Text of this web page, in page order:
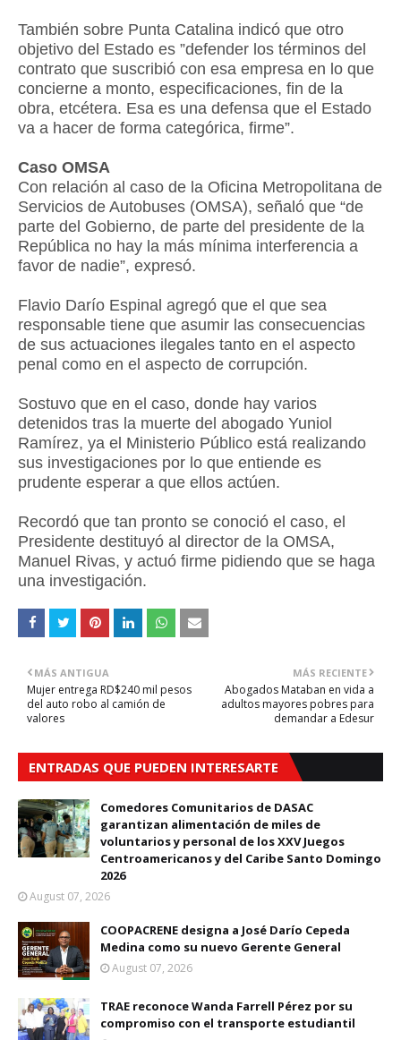
También sobre Punta Catalina indicó que otro
objetivo del Estado es ”defender los términos del
contrato que suscribió con esa empresa en lo que
concierne a monto, especificaciones, fin de la
obra, etcétera. Esa es una defensa que el Estado
va a hacer de forma categórica, firme”.
Caso OMSA
Con relación al caso de la Oficina Metropolitana de
Servicios de Autobuses (OMSA), señaló que “de
parte del Gobierno, de parte del presidente de la
República no hay la más mínima interferencia a
favor de nadie”, expresó.
Flavio Darío Espinal agregó que el que sea
responsable tiene que asumir las consecuencias
de sus actuaciones ilegales tanto en el aspecto
penal como en el aspecto de corrupción.
Sostuvo que en el caso, donde hay varios
detenidos tras la muerte del abogado Yuniol
Ramírez, ya el Ministerio Público está realizando
sus investigaciones por lo que entiende es
prudente esperar a que ellos actúen.
Recordó que tan pronto se conoció el caso, el
Presidente destituyó al director de la OMSA,
Manuel Rivas, y actuó firme pidiendo que se haga
una investigación.
MÁS RECIENTE
Abogados Mataban en vida a
adultos mayores pobres para
demandar a Edesur
MÁS ANTIGUA
Mujer entrega RD$240 mil pesos
del auto robo al camión de
valores
ENTRADAS QUE PUEDEN INTERESARTE
Comedores Comunitarios de DASAC
garantizan alimentación de miles de
voluntarios y personal de los XXV Juegos
Centroamericanos y del Caribe Santo Domingo
2026
August 07, 2026
COOPACRENE designa a José Darío Cepeda
Medina como su nuevo Gerente General
August 07, 2026
TRAE reconoce Wanda Farrell Pérez por su
compromiso con el transporte estudiantil